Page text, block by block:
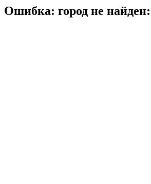
Ошибка: город не найден: